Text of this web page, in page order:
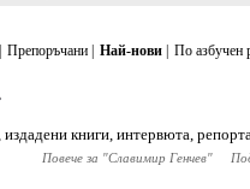
Препоръчани Най-нови
По азбучен
книги, интервюта,
Повече за "Славимир Генчев"